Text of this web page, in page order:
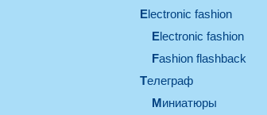
electronic fashion
electronic fashion
Fashion flashback
телеграф
миниатюры